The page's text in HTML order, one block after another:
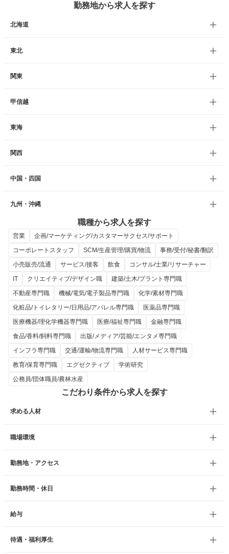
勤務地から求人を探す
北海道
東北
関東
甲信越
東海
関西
中国・四国
九州・沖縄
職種から求人を探す
営業
企画/マーケティング/カスタマーサクセス/サポート
コーポレートスタッフ
SCM/生産管理/購買/物流
事務/受付/秘書/翻訳
小売販売/流通
サービス/接客 飲食
コンサル/士業/リサーチャー
IT
クリエイティブ/デザイン職
建築/土木/プラント専門職
不動産専門職
機械/電気/電子製品専門職
化学/素材専門職
化粧品/トイレタリー/日用品/アパレル専門職
医薬品専門職
医療機器/理化学機器専門職
医療/福祉専門職
金融専門職
食品/香料/飼料専門職
出版/メディア/芸能/エンタメ専門職
インフラ専門職
交通/運輸/物流専門職
人材サービス専門職
教育/保育専門職
エグゼクティブ
学術研究
公務員/団体職員/農林水産
こだわり条件から求人を探す
求める人材
職場環境
勤務地・アクセス
勤務時間・休日
給与
待遇・福利厚生